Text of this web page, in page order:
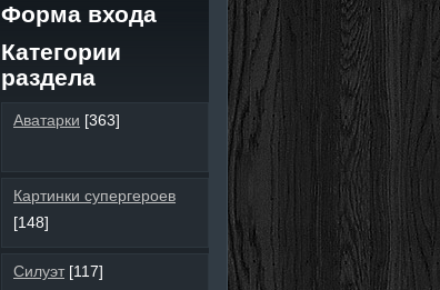
Форма входа
Категории
раздела
Аватарки [363]
Картинки супергероев
[148]
Силуэт [117]